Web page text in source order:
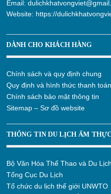
Email:
Website: https://
DÀNH CHO KHÁCH HÀNG
Chính sách và quy định chung
Quy định và hình thức thanh toán
Chính sách bảo mật thông tin
Sitemap – Sơ đồ website
THÔNG TIN DU LỊCH ẨM
Bộ Văn Hóa Thể Thao và Du Lịch
Tổng Cục Du Lịch
Tổ chức du lịch thế giới UNWTO